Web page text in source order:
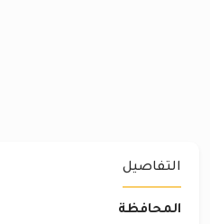
التفاصيل
المحافظة